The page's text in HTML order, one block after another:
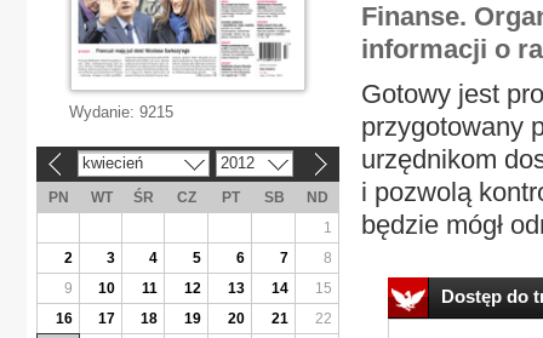
Finanse.
informacji o
Gotowy jest
przygotowany
urzędnikom
i pozwolą
będzie mógł
Dostęp do
Wydanie: 9215
kwiecień 2012
PN WT ŚR CZ PT SB
ND
1
2
3 4 5 6 7
8
9
10 11 12 13 14
15
16
17 18 19 20 21
22